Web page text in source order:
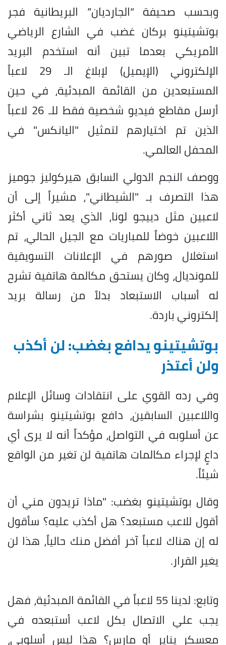
وبحسب صحيفة “الجارديان” البريطانية فجر
بوتشيتينو بركان غضب في الشارع الرياضي
الأمريكي بعدما تبين أنه استخدم البريد
الإلكتروني (الإيميل) لإبلاغ الـ 29 لاعباً
المستبعدين من القائمة المبدئية، في حين
أرسل مقاطع فيديو شخصية فقط للـ 26 لاعباً
الذين تم اختيارهم لتمثيل "اليانكس" في
المحفل العالمي.
ووصف النجم الدولي السابق هيركوليز جوميز
هذا التصرف بـ "الشيطاني"، مشيراً إلى أن
لاعبين مثل دييجو لونا، الذي يعد ثاني أكثر
اللاعبين خوضاً للمباريات مع الجيل الحالي، تم
استغلال صورهم في الإعلانات التسويقية
للمونديال، وكان يستحق مكالمة هاتفية تشرح
له أسباب الاستبعاد بدلاً من رسالة بريد
إلكتروني باردة.
بوتشيتينو يدافع بغضب: لن أكذب
ولن أعتذر
وفي رده القوي على انتقادات وسائل الإعلام
واللاعبين السابقين، دافع بوتشيتينو بشراسة
عن أسلوبه في التواصل، مؤكداً أنه لا يرى أي
داعٍ لإجراء مكالمات هاتفية لن تغير من الواقع
شيئاً.
وقال بوتشيتينو بغضب: "ماذا تريدون مني أن
أقول للاعب مستبعد؟ هل أكذب عليه؟ سأقول
له إن هناك لاعباً آخر أفضل منك حالياً، هذا لن
يغير القرار.
وتابع: لدينا 55 لاعباً في القائمة المبدئية، فهل
يجب علي الاتصال بكل لاعب أستبعده في
معسكر يناير أو مارس؟ هذا ليس أسلوبي،